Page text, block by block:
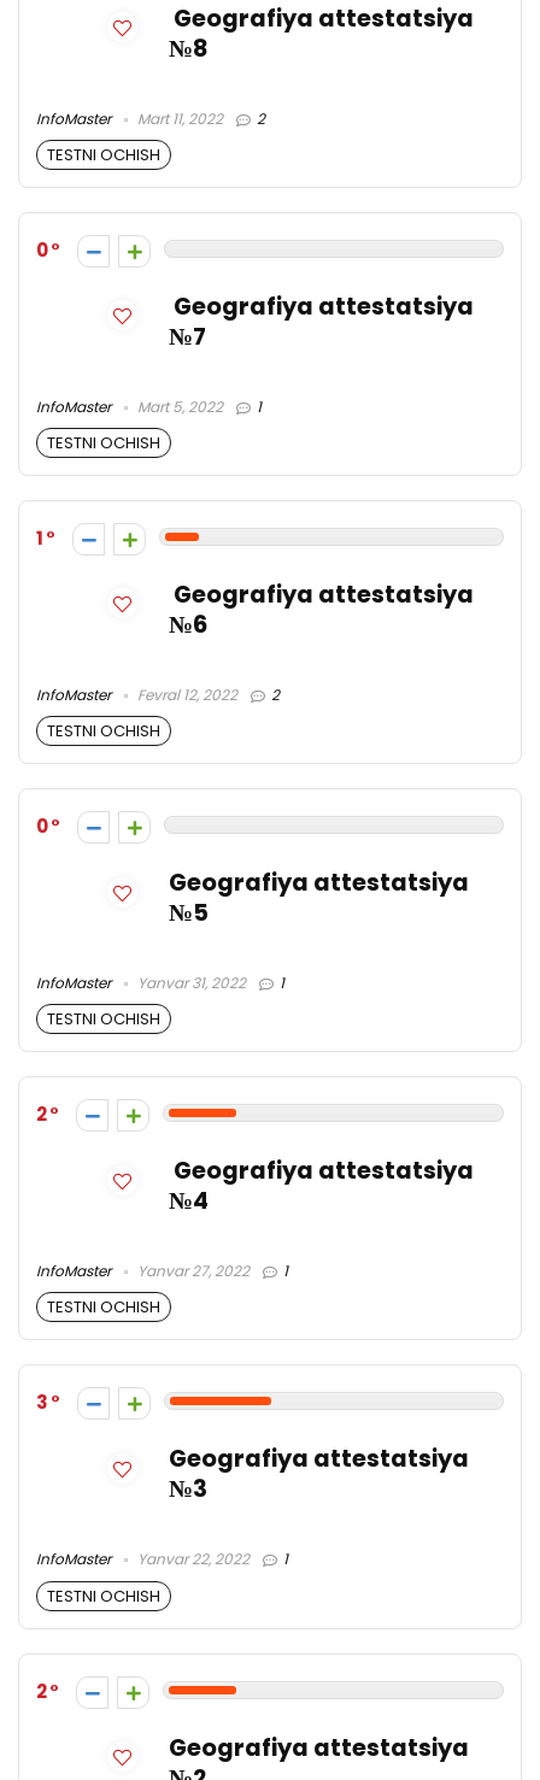
Geografiya attestatsiya
№8
InfoMaster Mart 11, 2022 2
TESTNI OCHISH
0
Geografiya attestatsiya
№7
InfoMaster Mart 5, 2022 1
TESTNI OCHISH
1
Geografiya attestatsiya
№6
InfoMaster Fevral 12, 2022 2
TESTNI OCHISH
0
Geografiya attestatsiya
№5
InfoMaster Yanvar 31, 2022 1
TESTNI OCHISH
2
Geografiya attestatsiya
№4
InfoMaster Yanvar 27, 2022 1
TESTNI OCHISH
3
Geografiya attestatsiya
№3
InfoMaster Yanvar 22, 2022 1
TESTNI OCHISH
2
Geografiya attestatsiya